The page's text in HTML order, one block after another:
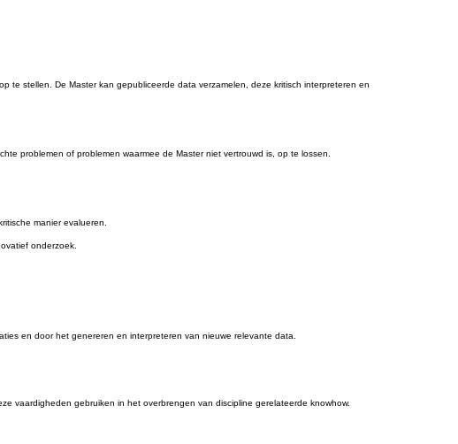
te stellen. De Master kan gepubliceerde data verzamelen, deze kritisch interpreteren en
problemen of problemen waarmee de Master niet vertrouwd is, op te lossen.
manier evalueren.
onderzoek.
en door het genereren en interpreteren van nieuwe relevante data.
vaardigheden gebruiken in het overbrengen van discipline gerelateerde knowhow.